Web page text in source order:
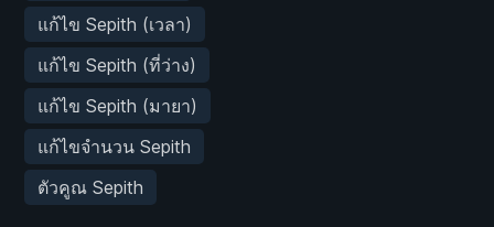
แก้ไข Sepith (เวลา)
แก้ไข Sepith (ที่ว่าง)
แก้ไข Sepith (มายา)
แก้ไขจำนวน Sepith
ตัวคูณ Sepith